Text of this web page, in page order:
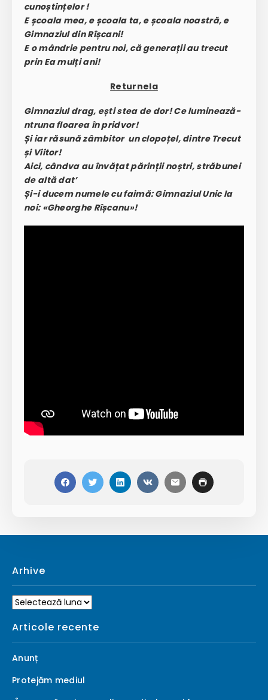
cunoștințelor !
E școala mea, e școala ta, e școala noastră, e
Gimnaziul din Rîșcani!
E o mândrie pentru noi, că generații au trecut
prin Ea mulți ani!
Returnela
Gimnaziul drag, ești stea de dor! Ce luminează-
ntruna floarea în pridvor!
Și iar răsună zâmbitor un clopoțel, dintre Trecut
și Viitor!
Aici, cândva au învățat părinții noștri, străbunei
de altă dat’
Și-i ducem numele cu faimă: Gimnaziul Unic la
noi: «Gheorghe Rîșcanu»!
Arhive
Arhive
Articole recente
Anunț
Protejăm mediul